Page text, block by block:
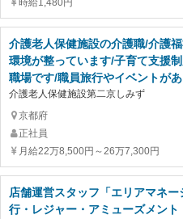
時給1,480円
介護老人保健施設の介護職/介護
環境が整っています/子育て支援
職場です/職員旅行やイベントが
介護老人保健施設第二京しみず
京都府
正社員
月給22万8,500円～26万7,300円
店舗運営スタッフ「エリアマネ
行・レジャー・アミューズメント